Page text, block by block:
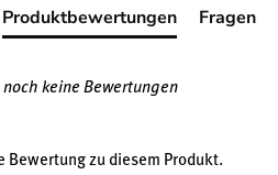
Produktbewertungen Fragen
noch keine Bewertungen
Bewertung zu diesem Produkt.